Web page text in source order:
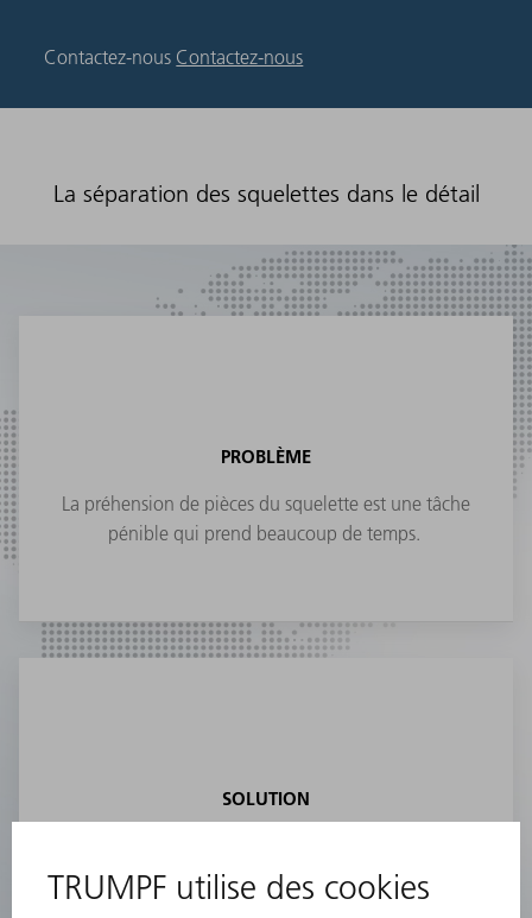
Contactez-nous Contactez-nous
La séparation des squelettes dans le détail
PROBLÈME
La préhension de pièces du squelette est une tâche
pénible qui prend beaucoup de temps.
SOLUTION
pièces et remplacent la longue séparation manuelle.
La séparation automatique augmente le temps de